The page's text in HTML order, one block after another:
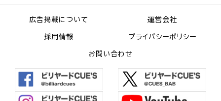
広告掲載について 運営会社
採用情報 プライバシーポリシー
お問い合わせ